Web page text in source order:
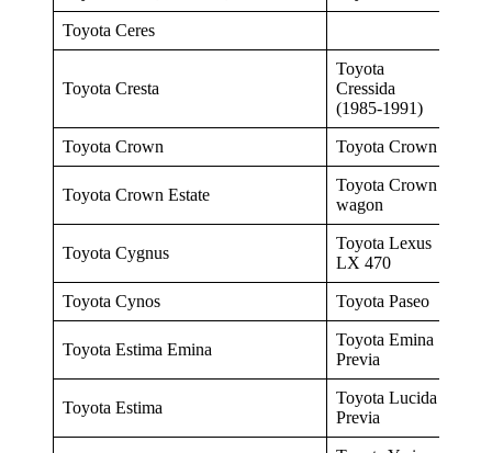
Toyota Ceres
Toyota Cresta
Toyota
Cressida
(1985-1991)
Toyota Crown Toyota Crown
Toyota Crown Estate
Toyota Crown
wagon
Toyota Cygnus
Toyota Lexus
LX 470
Toyota Cynos Toyota Paseo
Toyota Estima Emina
Toyota Emina
Previa
Toyota Estima
Toyota Lucida
Previa